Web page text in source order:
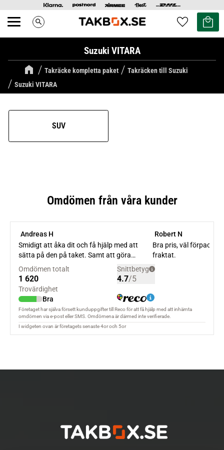
Meny search Favoriter
Kundvagn
Suzuki VITARA
Takräcke kompletta paket
Takräcken till Suzuki
Suzuki VITARA
SUV